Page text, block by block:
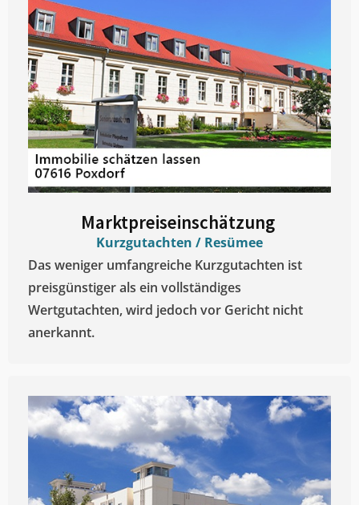
Marktpreiseinschätzung ​
Kurzgutachten / Resümee
Das weniger umfangreiche Kurzgutachten ist
preisgünstiger als ein vollständiges
Wertgutachten, wird jedoch vor Gericht nicht
anerkannt.